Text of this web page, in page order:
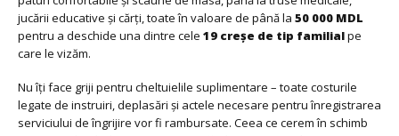
jucării educative și cărți, toate în valoare de până la 50 000 MDL
pentru a deschide una dintre cele 19 creșe de tip familialpe
care le vizăm.
Nu îți face griji pentru cheltuielile suplimentare – toate costurile
legate de instruiri, deplasări și actele necesare pentru înregistrarea
serviciului de îngrijire vor fi rambursate. Ceea ce cerem în schimb